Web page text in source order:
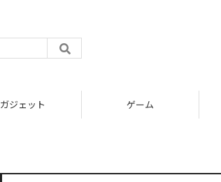
ガジェット ゲーム